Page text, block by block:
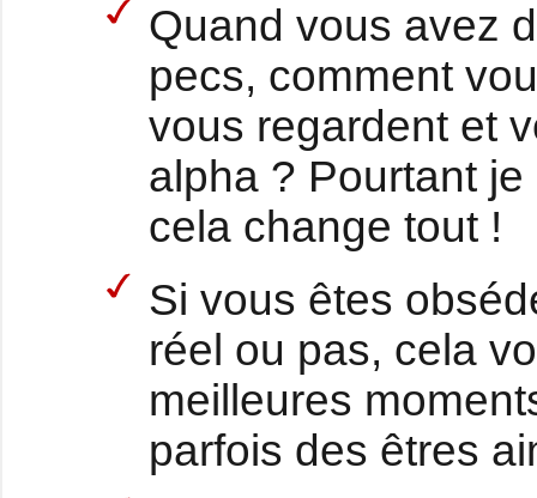
Quand vous avez
pecs, comment
vous regardent et
alpha ? Pourtant
cela change tout !
Si vous êtes
réel ou pas, cela
meilleures
parfois des êtres